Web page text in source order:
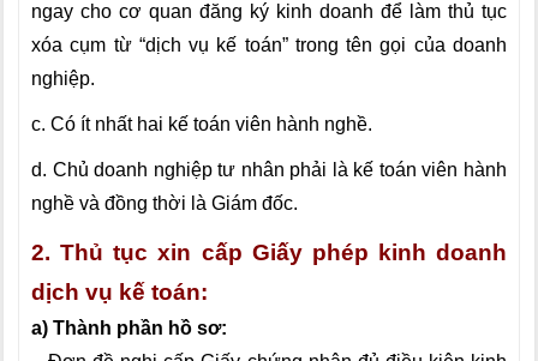
ngay cho cơ quan đăng ký kinh doanh để làm thủ tục
xóa cụm từ “dịch vụ kế toán” trong tên gọi của doanh
nghiệp.
c. Có ít nhất hai kế toán viên hành nghề.
d. Chủ doanh nghiệp tư nhân phải là kế toán viên hành
nghề và đồng thời là Giám đốc.
2. Thủ tục xin cấp Giấy phép kinh doanh
dịch vụ kế toán:
a) Thành phần hồ sơ: